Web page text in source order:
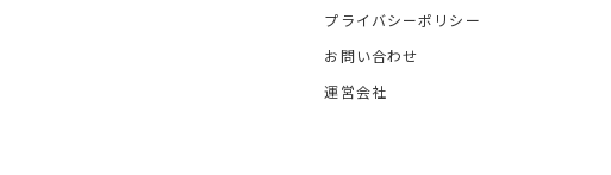
プライバシーポリシー
お問い合わせ
運営会社